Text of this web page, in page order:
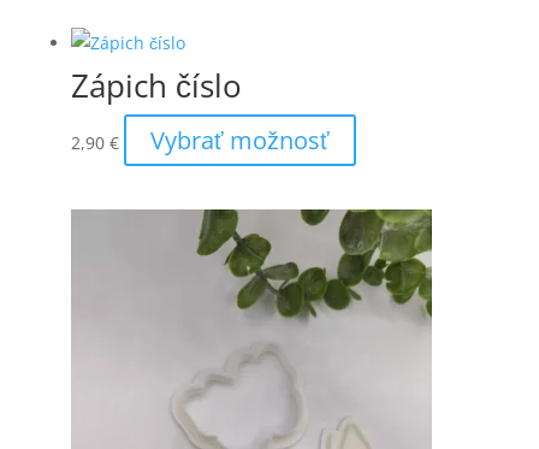
Zápich číslo
2,90 € Vybrať možnosť